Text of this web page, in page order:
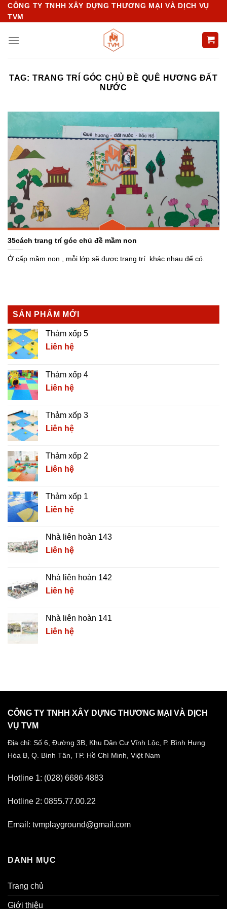
Chuyển
đến
dung
CÔNG TY TNHH XÂY DỰNG THƯƠNG MẠI VÀ DỊCH VỤ
TVM
TAG: TRANG TRÍ GÓC CHỦ ĐỀ QUÊ HƯƠNG ĐẤT
NƯỚC
SẢN PHẨM MỚI
Thảm xốp 5
Liên hệ
Thảm xốp 4
Liên hệ
Thảm xốp 3
Liên hệ
Thảm xốp 2
Liên hệ
Thảm xốp 1
Liên hệ
Nhà liên hoàn 143
Liên hệ
Nhà liên hoàn 142
Liên hệ
Nhà liên hoàn 141
Liên hệ
35cách trang trí góc chủ đề mầm non
Ở cấp mầm non , mỗi lớp sẽ được trang trí khác nhau để có.
CÔNG TY TNHH XÂY DỰNG THƯƠNG MẠI VÀ DỊCH
VỤ TVM
Địa chỉ: Số 6, Đường 3B, Khu Dân Cư Vĩnh Lộc, P. Bình Hưng
Hòa B, Q. Bình Tân, TP. Hồ Chí Minh, Việt Nam
Hotline 1: (028) 6686 4883
Hotline 2: 0855.77.00.22
Email: tvmplayground@gmail.com
DANH MỤC
Trang chủ
Giới thiệu